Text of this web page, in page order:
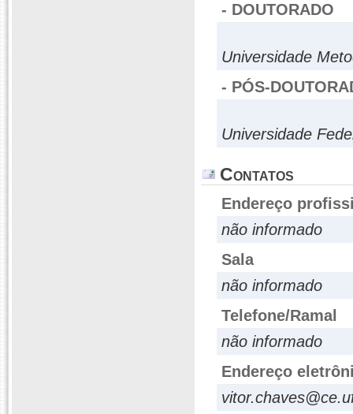
- DOUTORADO
Universidade
- PÓS-
Universidade
Contatos
Endereço
não informado
Sala
não informado
Telefone/Ramal
não informado
Endereço